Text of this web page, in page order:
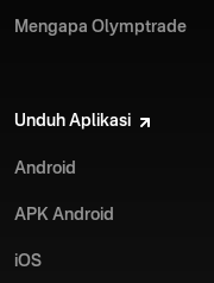
Mengapa Olymptrade
Unduh Aplikasi
Android
APK Android
iOS